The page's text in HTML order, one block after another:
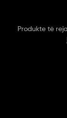
Produkte të